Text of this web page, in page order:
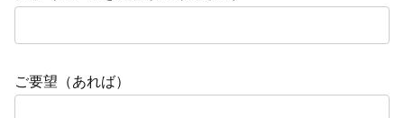
ご要望（あれば）